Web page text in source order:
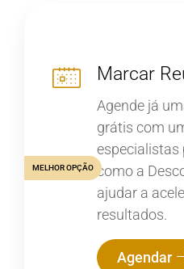
Marcar
Agende já
grátis com
especialistas
como a
ajudar a
resultados.
Agendar
MELHOR OPÇÃO